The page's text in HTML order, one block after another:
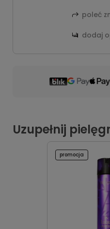
poleć
dodaj
Uzupełnij
promocja